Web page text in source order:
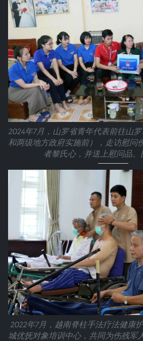
2024年7月，山罗省青年代表前往山
和两级地方政府实施前），走访慰问
者黎氏心，并送上慰问品。
2022年7月，越南脊柱手法疗法健康
城优抚对象培训中心，共同为伤残军